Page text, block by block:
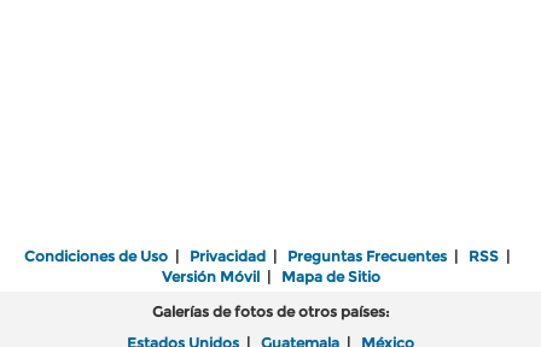
Condiciones de Uso | Privacidad | Preguntas Frecuentes | RSS |
Versión Móvil| Mapa de Sitio
Galerías de fotos de otros países:
Estados Unidos | Guatemala | México